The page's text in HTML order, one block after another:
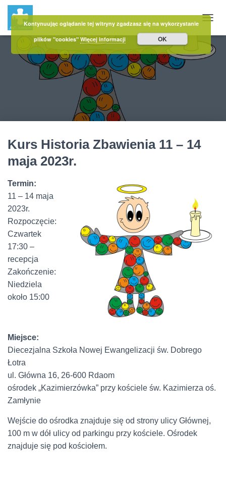
Kurs Historia Zbawienia 11 – 14
maja 2023r.
Termin:
11 – 14 maja
2023r.
Rozpoczęcie:
Czwartek
17:30 –
recepcja
Zakończenie:
Niedziela
około 15:00
Miejsce:
Diecezjalna Szkoła Nowej Ewangelizacji św. Dobrego
Łotra
ul. Główna 16, 26-600 Rdaom
ośrodek „Kazimierzówka” przy kościele św. Kazimierza oś.
Zamłynie
Wejście do ośrodka znajduje się od strony ulicy Głównej,
100 m w dół ulicy od parkingu przy kościele. Ośrodek
znajduje się pod kościołem.
Kontynuując oglądanie tej witryny zgadzasz się na wykorzystanie
plików "cookies"Więcej informacji OK